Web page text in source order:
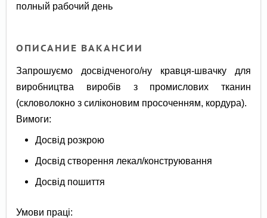
полный рабочий день
ОПИСАНИЕ ВАКАНСИИ
Запрошуємо досвідченого/ну кравця-швачку для
виробництва виробів з промислових тканин
(скловолокно з силіконовим просоченням, кордура).
Вимоги:
Досвід розкрою
Досвід створення лекал/конструювання
Досвід пошиття
Умови праці: